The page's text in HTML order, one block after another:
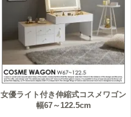
女優ライト付き伸縮式コスメワゴン
幅67～122.5cm